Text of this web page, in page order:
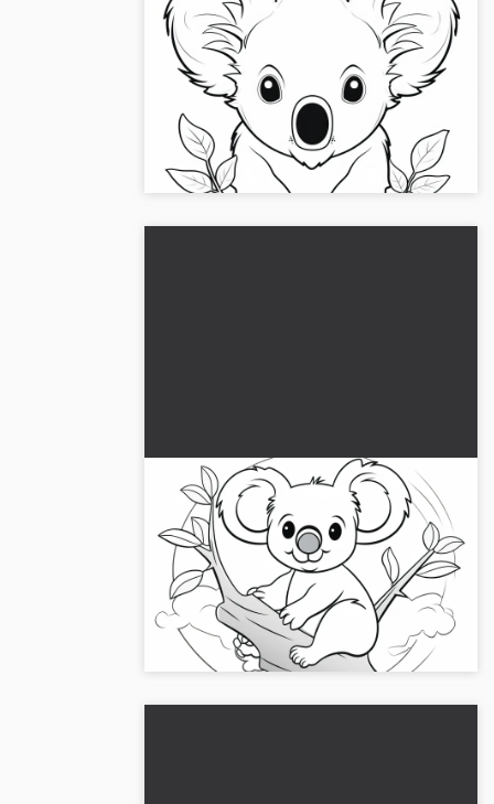
Koala istuu eukalyptusoksien
välissä: Helppo värityskuva
lapsille (Ilmainen)
Lataa koala eukalyptuksenhavujen välissä
ilmaiseksi ja korkealaatuisena. Väritys ja
rentoutuminen aloittamaan heti.
Sitoutumaton lataus....
Ystävällinen koalakarhu istuu
oksalla: Värityskuva ilmaiseksi
ladattavaksi
Lataa ilmaisia värityskuvia! Nappaa koala-
aihe tulostettavaksi tai verkossa
värittämistä varten korkealaatuisena. Aloita
nyt luova seikkailu!...